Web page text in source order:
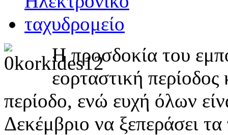
Η προσδοκία του
εορταστική
περίοδο, ενώ ευχή όλων
Δεκέμβριο να ξεπεράσει